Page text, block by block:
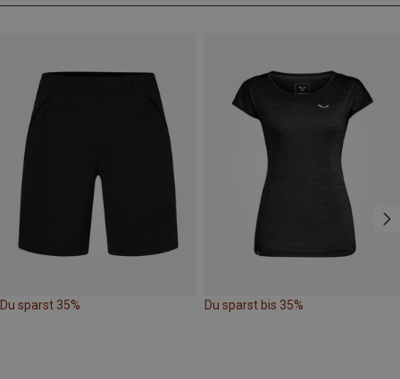
Du sparst 35% Du sparst bis 35%